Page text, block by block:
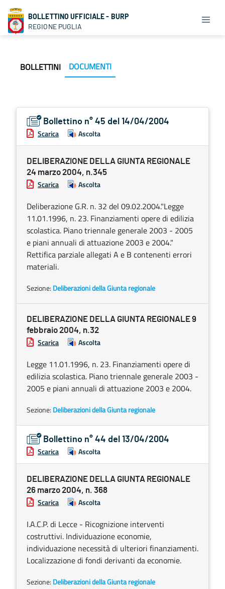
BOLLETTINO UFFICIALE - BURP
REGIONE PUGLIA
BOLLETTINI DOCUMENTI
Bollettino n° 45 del 14/04/2004
Scarica Ascolta
DELIBERAZIONE DELLA GIUNTA REGIONALE
24 marzo 2004, n.345
Scarica Ascolta
Deliberazione G.R. n. 32 del 09.02.2004."Legge
11.01.1996, n. 23. Finanziamenti opere di edilizia
scolastica. Piano triennale generale 2003 - 2005
e piani annuali di attuazione 2003 e 2004."
Rettifica parziale allegati A e B contenenti errori
materiali.
Sezione: Deliberazioni della Giunta regionale
DELIBERAZIONE DELLA GIUNTA REGIONALE 9
febbraio 2004, n.32
Scarica Ascolta
Legge 11.01.1996, n. 23. Finanziamenti opere di
edilizia scolastica. Piano triennale generale 2003 -
2005 e piani annuali di attuazione 2003 e 2004.
Sezione: Deliberazioni della Giunta regionale
Bollettino n° 44 del 13/04/2004
Scarica Ascolta
DELIBERAZIONE DELLA GIUNTA REGIONALE
26 marzo 2004, n. 368
Scarica Ascolta
I.A.C.P. di Lecce - Ricognizione interventi
costruttivi. Individuazione economie,
individuazione necessità di ulteriori finanziamenti.
Localizzazione di fondi derivanti da economie.
Sezione: Deliberazioni della Giunta regionale